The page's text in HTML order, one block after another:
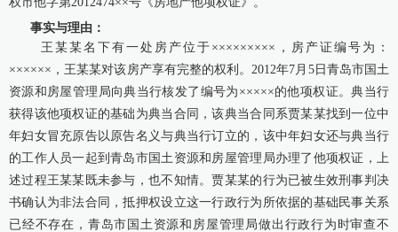
事实与理由：
王某某名下有一处房产位于×××××××××，房产证编号为：
××××××，王某某对该房产享有完整的权利。2012年7月5日青岛市国土
资源和房屋管理局向典当行核发了编号为×××××的他项权证。典当行
获得该他项权证的基础为典当合同，该典当合同系贾某某找到一位中
年妇女冒充原告以原告名义与典当行订立的，该中年妇女还与典当行
的工作人员一起到青岛市国土资源和房屋管理局办理了他项权证，上
述过程王某某既未参与，也不知情。贾某某的行为已被生效刑事判决
书确认为非法合同，抵押权设立这一行政行为所依据的基础民事关系
已经不存在，青岛市国土资源和房屋管理局做出行政行为时审查不